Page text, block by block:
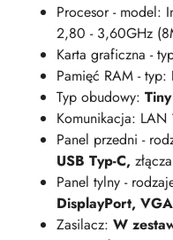
Procesor - model:
2,80 - 3,60GHz
Karta graficzna -
Pamięć RAM - typ:
Typ obudowy: Tiny
Komunikacja:
Panel przedni -
USB Typ-C,
Panel tylny -
DisplayPort,
Zasilacz: W